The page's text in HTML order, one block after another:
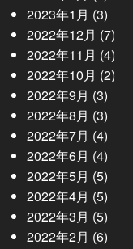
2023年1月 (3)
2022年12月 (7)
2022年11月 (4)
2022年10月 (2)
2022年9月 (3)
2022年8月 (3)
2022年7月 (4)
2022年6月 (4)
2022年5月 (5)
2022年4月 (5)
2022年3月 (5)
2022年2月 (6)